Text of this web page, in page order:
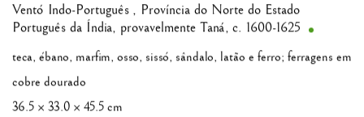
Ventó Indo-Português , Província do Norte do Estado
Português da Índia, provavelmente Taná, c. 1600-1625
teca, ébano, marfim, osso, sissó, sândalo, latão e ferro; ferragens em
cobre dourado
36.5 × 33.0 × 45.5 cm